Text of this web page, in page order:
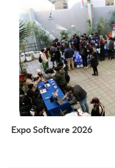
Expo Software 2026